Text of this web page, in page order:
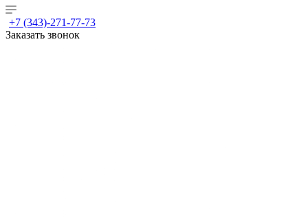
+7 (343)-271-77-73
Заказать звонок